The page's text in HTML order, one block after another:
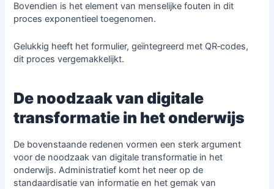
Bovendien is het element van menselijke fouten in dit
proces exponentieel toegenomen.
Gelukkig heeft het formulier, geïntegreerd met QR‑codes,
dit proces vergemakkelijkt.
De noodzaak van digitale
transformatie in het onderwijs
De bovenstaande redenen vormen een sterk argument
voor de noodzaak van digitale transformatie in het
onderwijs. Administratief komt het neer op de
standaardisatie van informatie en het gemak van